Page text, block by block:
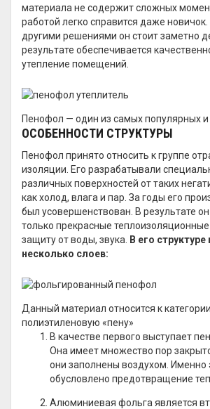
материала не содержит сложных
работой легко справится даже
другими решениями он стоит заметно
результате обеспечивается
утепление помещений.
Пенофол — один из самых популярных
ОСОБЕННОСТИ СТРУКТУРЫ
Пенофол принято относить к группе
изоляции. Его разрабатывали
различных поверхностей от таких
как холод, влага и пар. За годы его
был усовершенствован. В результате
только прекрасные теплоизоляционные
защиту от воды, звука.
В его структуре
несколько слоев:
Данный материал относится к
полиэтиленовую «пену»
В качестве первого выступает
Она имеет множество пор
они заполнены воздухом. Именно
обусловлено предотвращение
Алюминиевая фольга является